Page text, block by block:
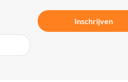
Inschrijven